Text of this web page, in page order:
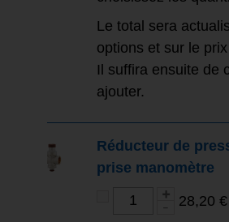
Le total sera
options et sur le
Il suffira ensuite de
ajouter.
Réducteur de
prise manomètre
28,20 €